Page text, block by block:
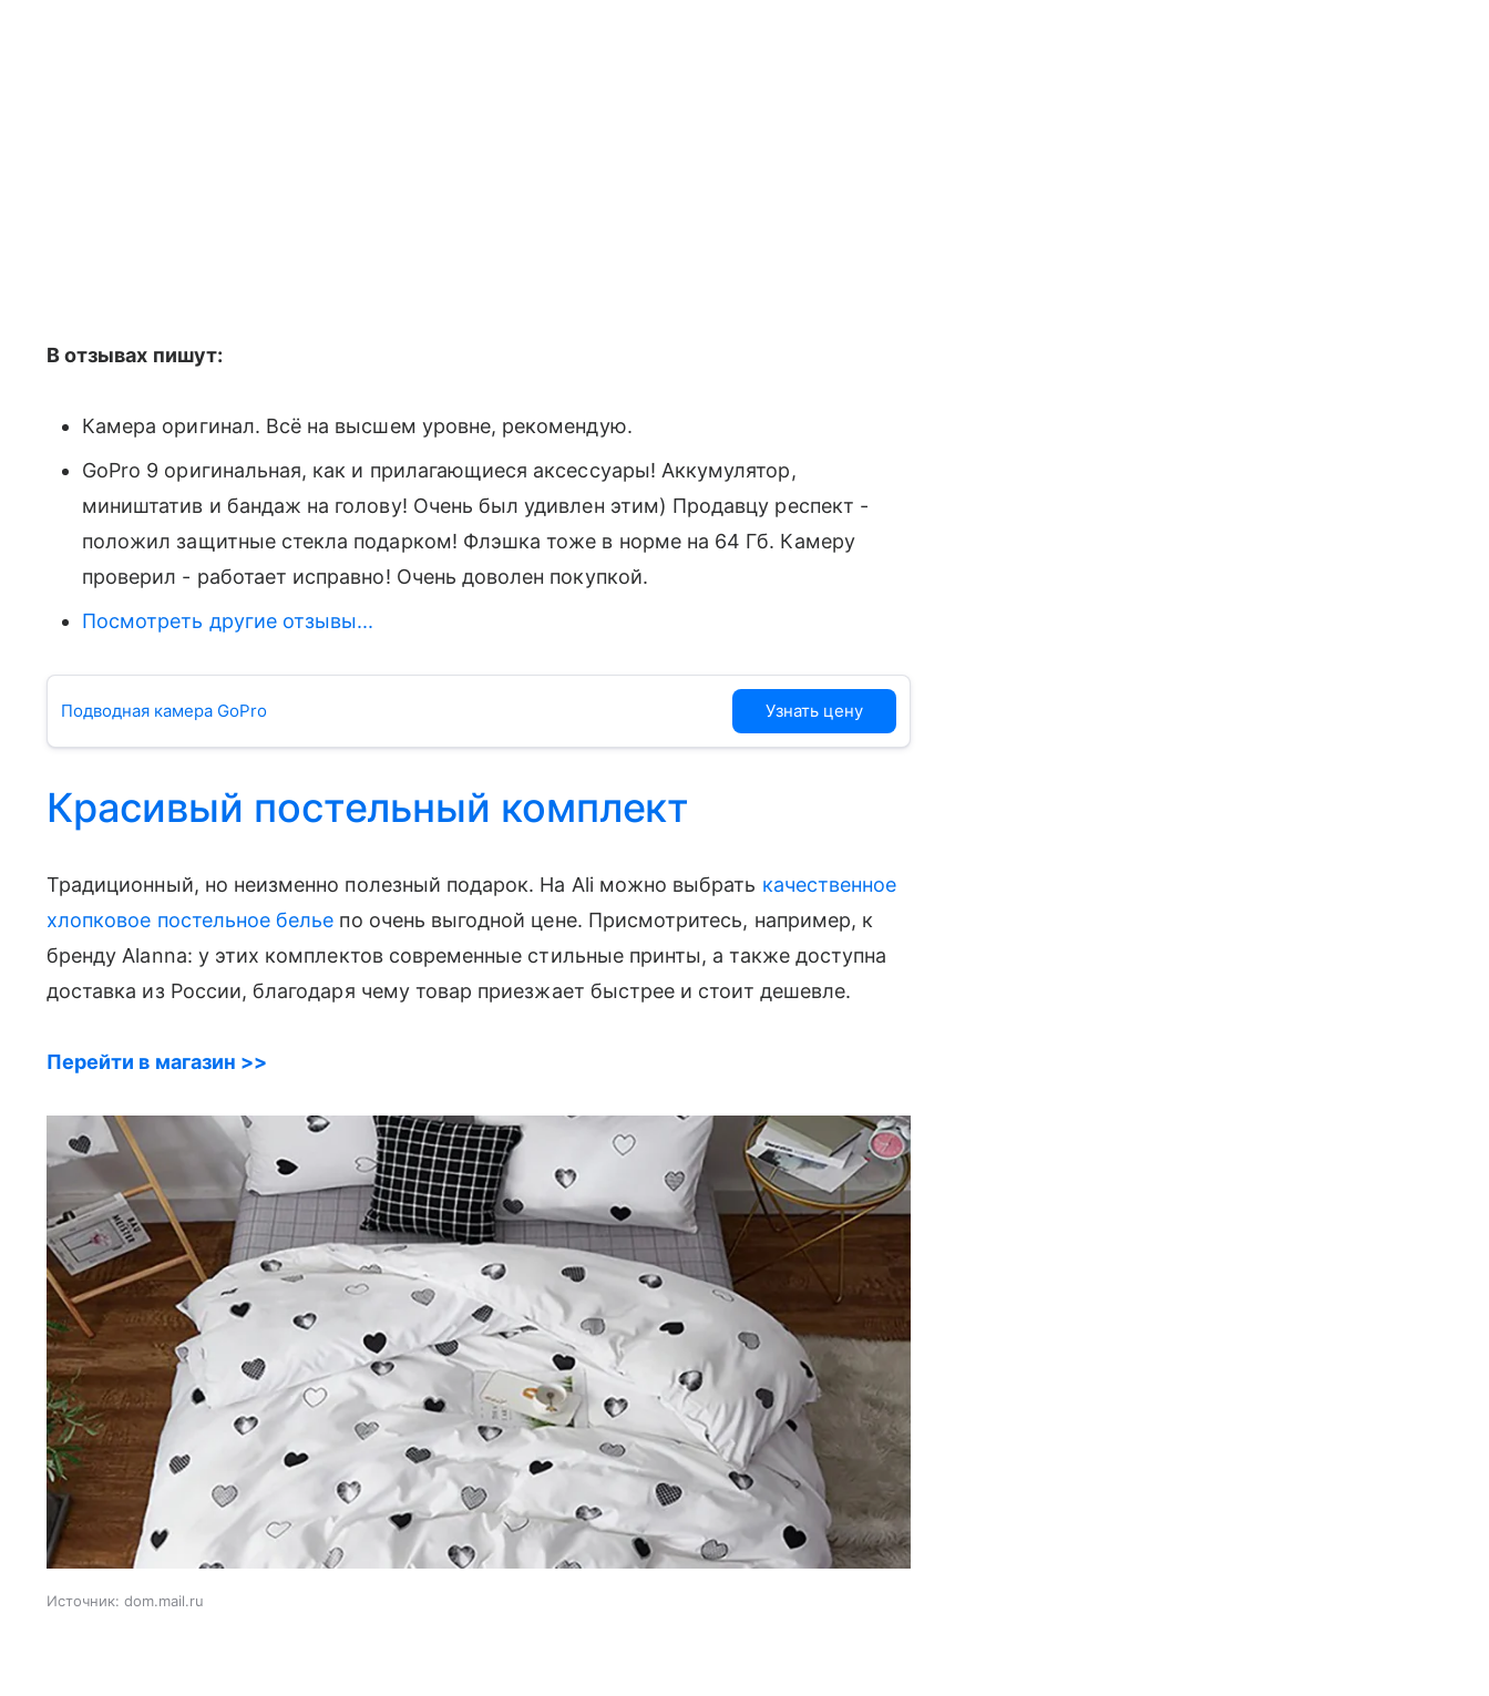
В отзывах пишут:
Камера оригинал. Всё на высшем уровне, рекомендую.
GoPro 9 оригинальная, как и прилагающиеся аксессуары! Аккумулятор,
миништатив и бандаж на голову! Очень был удивлен этим) Продавцу респект -
положил защитные стекла подарком! Флэшка тоже в норме на 64 Гб. Камеру
проверил - работает исправно! Очень доволен покупкой.
Посмотреть другие отзывы...
Подводная камера GoPro Узнать цену
Красивый постельный комплект
Традиционный, но неизменно полезный подарок. На Ali можно выбрать качественное
хлопковое постельное белье по очень выгодной цене. Присмотритесь, например, к
бренду Alanna: у этих комплектов современные стильные принты, а также доступна
доставка из России, благодаря чему товар приезжает быстрее и стоит дешевле.
Перейти в магазин >>
Источник: dom.mail.ru